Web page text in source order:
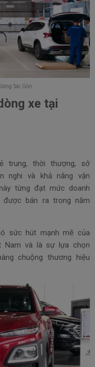
Sài Gòn
xe tại
trung, thời thượng, sở
nghi và khả năng vận
từng đạt mức doanh
bán ra trong năm
sức hút mạnh mẽ của
Nam và là sự lựa chọn
chuộng thương hiệu